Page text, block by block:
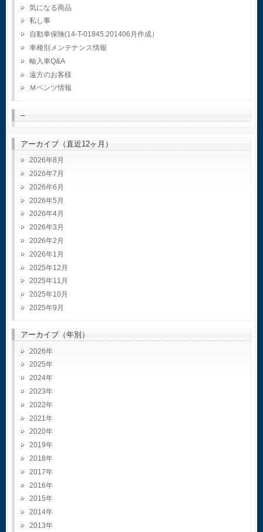
気になる商品
私し事
自動車保険(14-T-01845.201406月作成）
車種別メンテナンス情報
輸入車Q&A
遠方のお客様
Ｍベンツ情報
–
アーカイブ（直近12ヶ月）
2026年8月
2026年7月
2026年6月
2026年5月
2026年4月
2026年3月
2026年2月
2026年1月
2025年12月
2025年11月
2025年10月
2025年9月
アーカイブ（年別）
2026
2025
2024
2023
2022
2021
2020
2019
2018
2017
2016
2015
2014
2013